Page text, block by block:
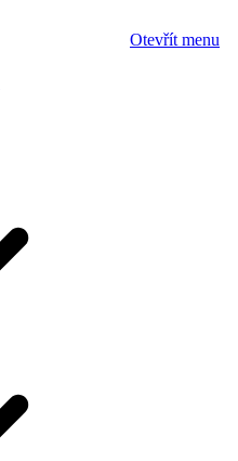
Otevřít menu